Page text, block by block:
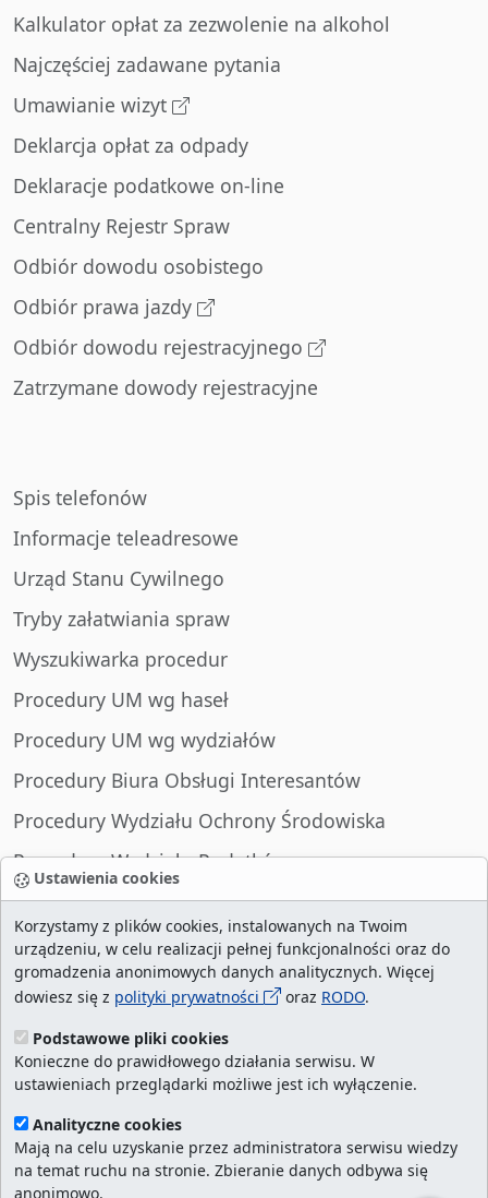
Ustawienia cookies
Korzystamy z plików cookies, instalowanych na Twoim
urządzeniu, w celu realizacji pełnej funkcjonalności oraz do
gromadzenia anonimowych danych analitycznych. Więcej
dowiesz się z polityki prywatności oraz RODO.
Podstawowe pliki cookies
Konieczne do prawidłowego działania serwisu. W
ustawieniach przeglądarki możliwe jest ich wyłączenie.
Analityczne cookies
Mają na celu uzyskanie przez administratora serwisu wiedzy
na temat ruchu na stronie. Zbieranie danych odbywa się
anonimowo.
Kalkulator opłat za zezwolenie na alkohol
Najczęściej zadawane pytania
Umawianie wizyt
Deklarcja opłat za odpady
Deklaracje podatkowe on-line
Centralny Rejestr Spraw
Odbiór dowodu osobistego
Odbiór prawa jazdy
Odbiór dowodu rejestracyjnego
Zatrzymane dowody rejestracyjne
Spis telefonów
Informacje teleadresowe
Urząd Stanu Cywilnego
Tryby załatwiania spraw
Wyszukiwarka procedur
Procedury UM wg haseł
Procedury UM wg wydziałów
Procedury Biura Obsługi Interesantów
Procedury Wydziału Ochrony Środowiska
Procedury Wydziału Podatków
Procedury Wydziału Spraw Obywatelskich
liczba wizyt:28984894/ aktualna strona:
najczęściej odwiedzane strony
cookies
Urząd Miasta Szczecin. Portal eurzad.szczecin.pl
jest integralną częścią Biuletynu Informacji
Publicznej Urzędu Miasta Szczecin.